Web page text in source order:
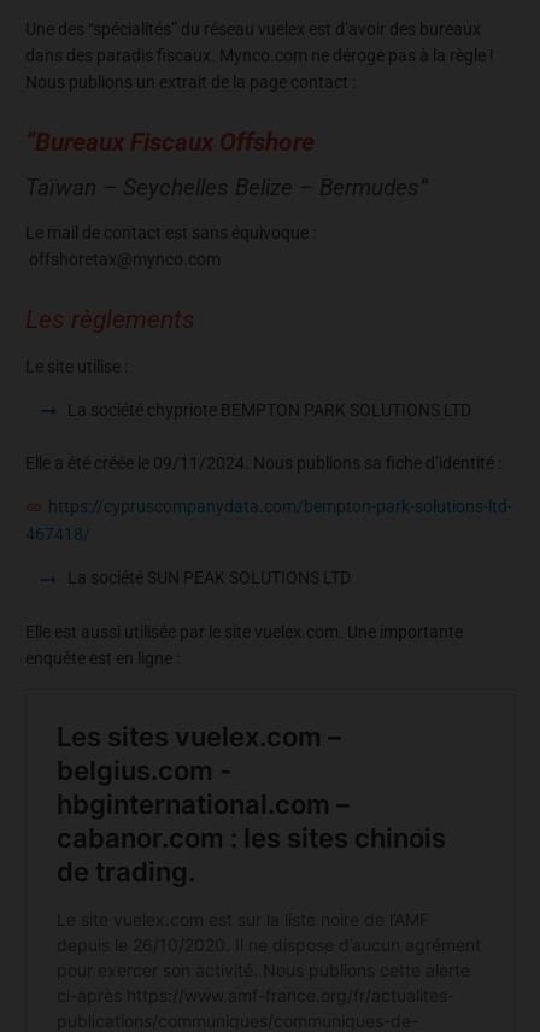
Une des “spécialités” du réseau vuelex est d’avoir des bureaux
dans des paradis fiscaux. Mynco.com ne déroge pas à la règle !
Nous publions un extrait de la page contact :
“Bureaux Fiscaux Offshore
Taïwan – Seychelles Belize – Bermudes”
Le mail de contact est sans équivoque :
offshoretax@mynco.com
Les règlements
Le site utilise :
La société chypriote BEMPTON PARK SOLUTIONS LTD
Elle a été créée le 09/11/2024. Nous publions sa fiche d’identité :
https://cypruscompanydata.com/bempton-park-solutions-ltd-
467418/
La société SUN PEAK SOLUTIONS LTD
Elle est aussi utilisée par le site vuelex.com. Une importante
enquête est en ligne :